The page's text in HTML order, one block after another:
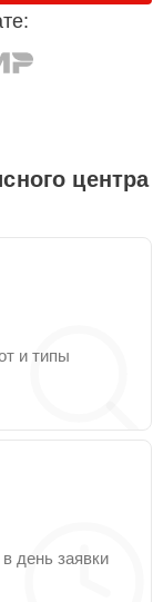
центра
и типы
день заявки